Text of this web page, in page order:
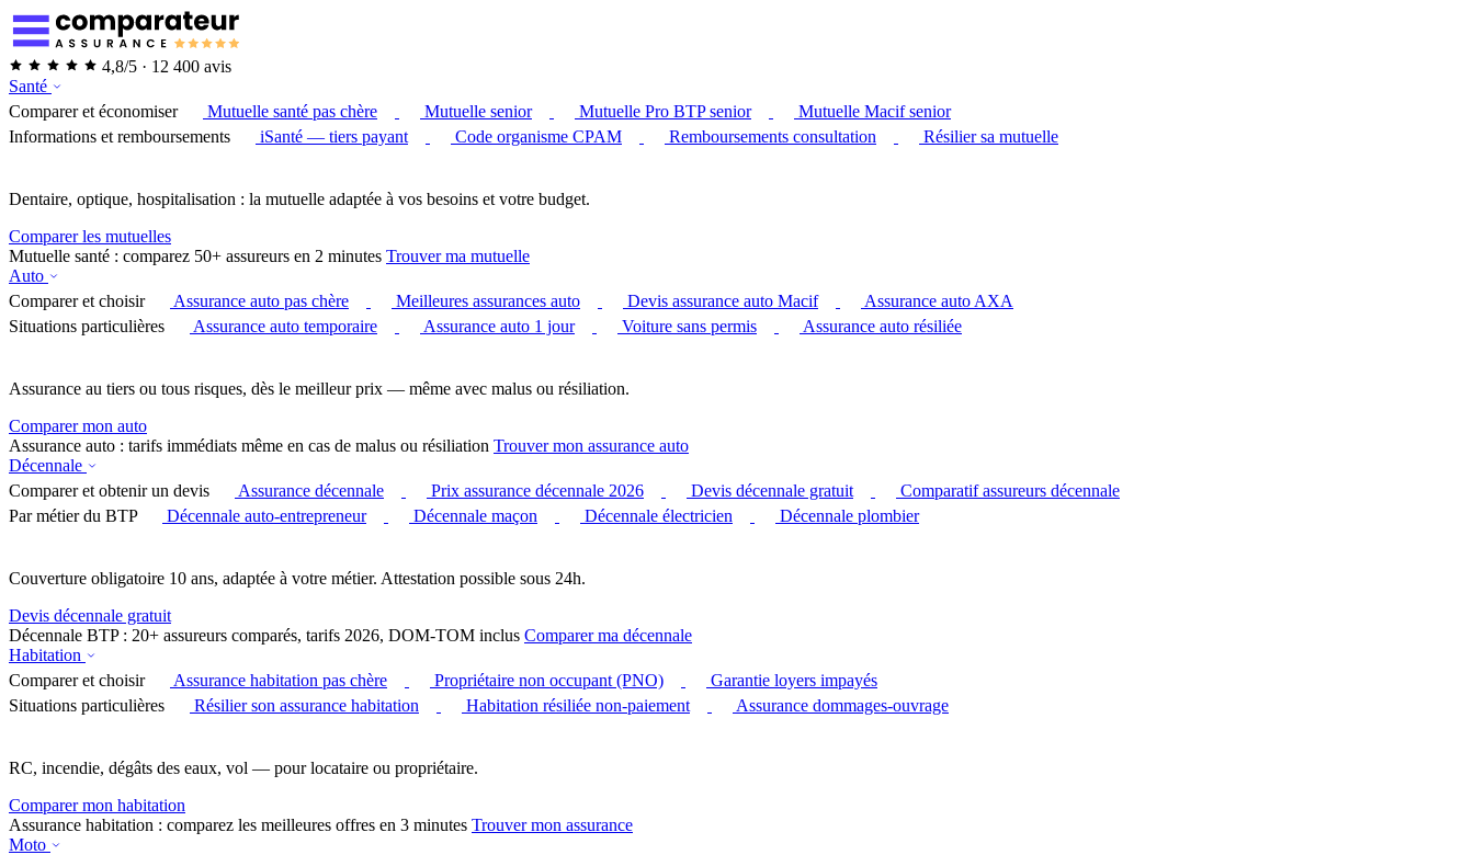
4,8/5 · 12 400 avis
Santé
Comparer et économiser
Mutuelle santé pas chère Mutuelle senior Mutuelle Pro BTP senior
Mutuelle Macif senior
Informations et remboursements
iSanté — tiers payant Code organisme CPAM Remboursements consultation Résilier sa mutuelle
Dentaire, optique, hospitalisation : la mutuelle adaptée à vos besoins et votre budget.
Comparer les mutuelles
Mutuelle santé : comparez 50+ assureurs en 2 minutes Trouver ma mutuelle
Auto
Comparer et choisir
Assurance auto pas chère Meilleures assurances auto Devis assurance auto Macif
Assurance auto AXA
Situations particulières
Assurance auto temporaire Assurance auto 1 jour Voiture sans permis Assurance auto résiliée
Assurance au tiers ou tous risques, dès le meilleur prix — même avec malus ou résiliation.
Comparer mon auto
Assurance auto : tarifs immédiats même en cas de malus ou résiliation Trouver mon assurance auto
Décennale
Comparer et obtenir un devis
Assurance décennale Prix assurance décennale 2026 Devis décennale gratuit
Comparatif assureurs décennale
Par métier du BTP
Décennale auto-entrepreneur Décennale maçon Décennale électricien Décennale plombier
Couverture obligatoire 10 ans, adaptée à votre métier. Attestation possible sous 24h.
Devis décennale gratuit
Décennale BTP : 20+ assureurs comparés, tarifs 2026, DOM-TOM inclus Comparer ma décennale
Habitation
Comparer et choisir
Assurance habitation pas chère Propriétaire non occupant (PNO)
Garantie loyers impayés
Situations particulières
Résilier son assurance habitation Habitation résiliée non-paiement Assurance dommages-ouvrage
RC, incendie, dégâts des eaux, vol — pour locataire ou propriétaire.
Comparer mon habitation
Assurance habitation : comparez les meilleures offres en 3 minutes Trouver mon assurance
Moto